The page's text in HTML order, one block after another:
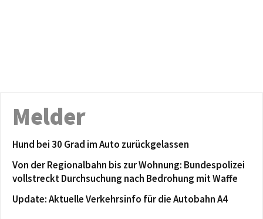
Melder
Hund bei 30 Grad im Auto zurückgelassen
Von der Regionalbahn bis zur Wohnung: Bundespolizei
vollstreckt Durchsuchung nach Bedrohung mit Waffe
Update: Aktuelle Verkehrsinfo für die Autobahn A4